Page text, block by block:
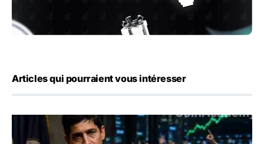
Articles qui pourraient vous intéresser
Emploi américain : 23 000 postes détruits en juillet, les